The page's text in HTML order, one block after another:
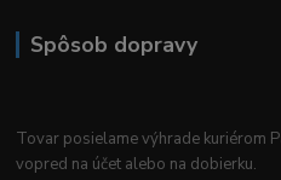
Spôsob dopravy
Tovar posielame výhrade kuriérom
vopred na účet alebo na dobierku.